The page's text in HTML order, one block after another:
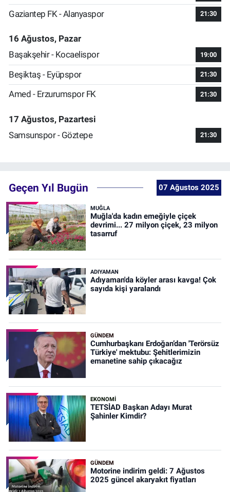
Gaziantep FK - Alanyaspor 21:30
16 Ağustos, Pazar
Başakşehir - Kocaelispor
19:00
Beşiktaş - Eyüpspor 21:30
Amed - Erzurumspor FK 21:30
17 Ağustos, Pazartesi
Samsunspor - Göztepe
21:30
Geçen Yıl Bugün 07 Ağustos 2025
MUĞLA
Muğla'da kadın emeğiyle çiçek
devrimi... 27 milyon çiçek, 23 milyon
tasarruf
ADIYAMAN
Adıyaman'da köyler arası kavga! Çok
sayıda kişi yaralandı
GÜNDEM
Cumhurbaşkanı Erdoğan’dan 'Terörsüz
Türkiye' mektubu: Şehitlerimizin
emanetine sahip çıkacağız
EKONOMİ
TETSİAD Başkan Adayı Murat
Şahinler Kimdir?
GÜNDEM
Motorine indirim geldi: 7 Ağustos
2025 güncel akaryakıt fiyatları